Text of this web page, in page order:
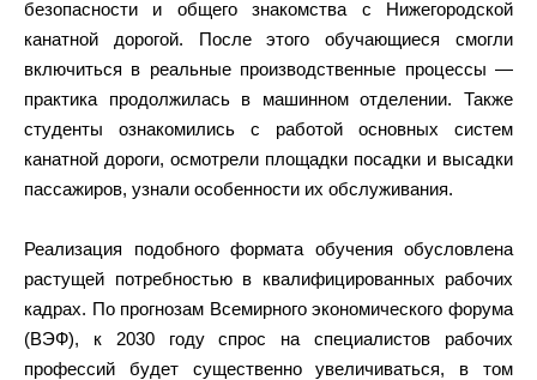
безопасности и общего знакомства с Нижегородской
канатной дорогой. После этого обучающиеся смогли
включиться в реальные производственные процессы —
практика продолжилась в машинном отделении. Также
студенты ознакомились с работой основных систем
канатной дороги, осмотрели площадки посадки и высадки
пассажиров, узнали особенности их обслуживания.
Реализация подобного формата обучения обусловлена
растущей потребностью в квалифицированных рабочих
кадрах. По прогнозам Всемирного экономического форума
(ВЭФ), к 2030 году спрос на специалистов рабочих
профессий будет существенно увеличиваться, в том